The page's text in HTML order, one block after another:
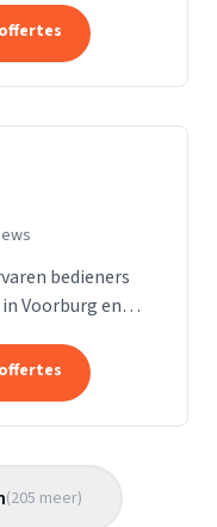
bedieners
Voorburg en
(205 meer)